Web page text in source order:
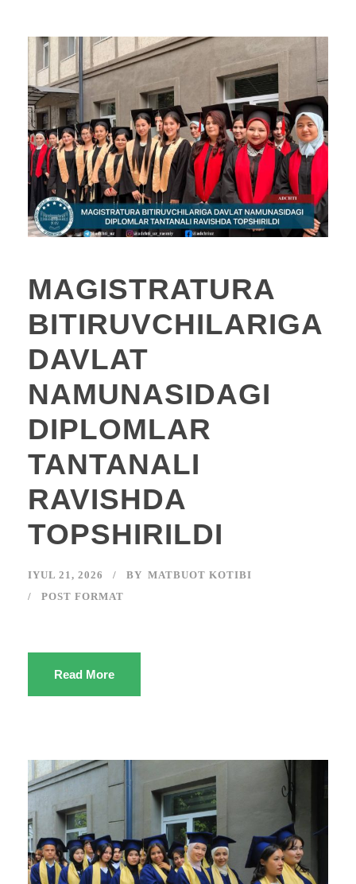
MAGISTRATURA
BITIRUVCHILARIGA
DAVLAT
NAMUNASIDAGI
DIPLOMLAR
TANTANALI
RAVISHDA
TOPSHIRILDI
IYUL 21, 2026 BY MATBUOT KOTIBI
POST FORMAT
Read More